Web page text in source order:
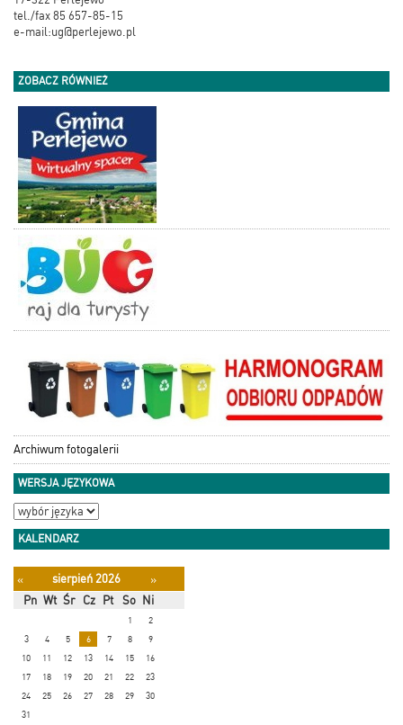
tel./fax 85 657-85-15
e-mail:ug@perlejewo.pl
ZOBACZ RÓWNIEŻ
Archiwum fotogalerii
WERSJA JĘZYKOWA
KALENDARZ
« sierpień 2026
»
Pn Wt Śr Cz Pt So Ni
1
2
3
4 5 6 7 8
9
10
11 12 13 14 15
16
17
18 19 20 21 22
23
24
25 26 27 28 29
30
31